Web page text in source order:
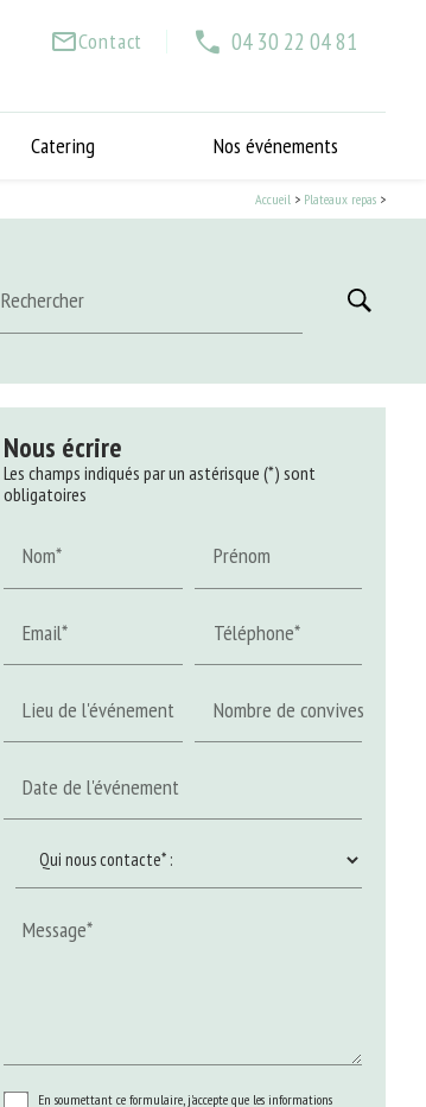
mail_outlineContact 04 30 22 04 81
Catering Nos événements
Accueil > Plateaux repas >
Rechercher
Nous écrire
Les champs indiqués par un astérisque (*) sont
obligatoires
Nom* Prénom
Email* Téléphone*
Lieu de l'événement Nombre de convives
Date de l'événement
Message*
En soumettant ce formulaire, j'accepte que les informations